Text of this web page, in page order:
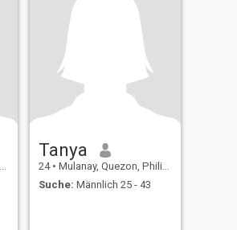
Tanya
24 • Mulanay, Quezon, Philippinen
Suche: Männlich 25 - 43